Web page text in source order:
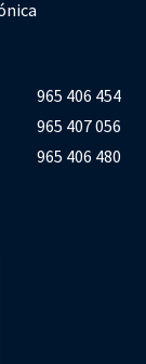
965 406 454
965 407 056
965 406 480